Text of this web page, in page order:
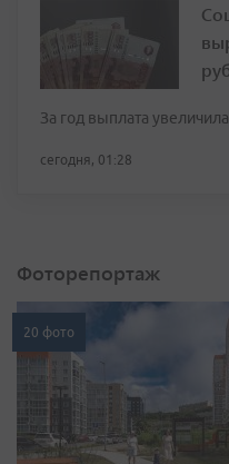
За год выплата
сегодня, 01:28
Фоторепортаж
20 фото